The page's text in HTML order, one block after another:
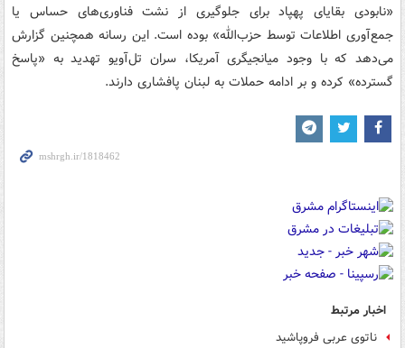
«نابودی بقایای پهپاد برای جلوگیری از نشت فناوری‌های حساس یا
جمع‌آوری اطلاعات توسط حزب‌الله» بوده است. این رسانه همچنین گزارش
می‌دهد که با وجود میانجیگری آمریکا، سران تل‌آویو تهدید به «پاسخ
گسترده» کرده و بر ادامه حملات به لبنان پافشاری دارند.
اخبار مرتبط
ناتوی عربی فروپاشید